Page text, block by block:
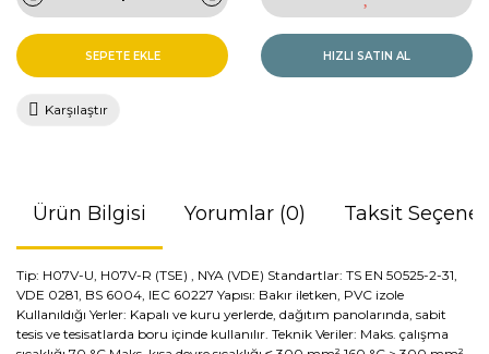
SEPETE EKLE HIZLI SATIN AL
Karşılaştır
Ürün Bilgisi Yorumlar (0) Taksit
Tip: H07V-U, H07V-R (TSE) , NYA (VDE) Standartlar: TS EN 50525-2-31,
VDE 0281, BS 6004, IEC 60227 Yapısı: Bakır iletken, PVC izole
Kullanıldığı Yerler: Kapalı ve kuru yerlerde, dağıtım panolarında, sabit
tesis ve tesisatlarda boru içinde kullanılır. Teknik Veriler: Maks. çalışma